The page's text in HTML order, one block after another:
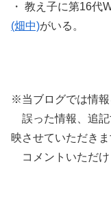
・ 教え子に第16代
(畑中)がいる。
※当ブログでは情報
誤った情報、追記
映させていただき
コメントいただけ